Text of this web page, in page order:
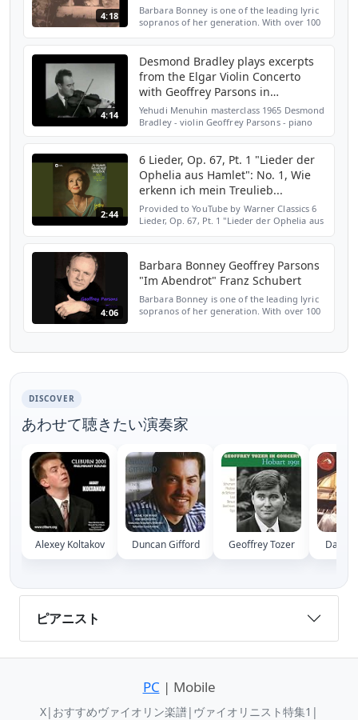
4:18
Barbara Bonney is one of the leading lyric
sopranos of her generation. With over 100
singers to come....
4:14
Desmond Bradley plays excerpts
from the Elgar Violin Concerto
with Geoffrey Parsons in
accompaniment
Yehudi Menuhin masterclass 1965 Desmond
Bradley - violin Geoffrey Parsons - piano
2:44
6 Lieder, Op. 67, Pt. 1 "Lieder der
Ophelia aus Hamlet": No. 1, Wie
erkenn ich mein Treulieb...
Provided to YouTube by Warner Classics 6
Lieder, Op. 67, Pt. 1 "Lieder der Ophelia aus
4:06
Barbara Bonney Geoffrey Parsons
"Im Abendrot" Franz Schubert
Barbara Bonney is one of the leading lyric
sopranos of her generation. With over 100
DISCOVER
あわせて聴きたい演奏家
Alexey Koltakov Duncan Gifford Geoffrey Tozer David
ピアニスト
PC | Mobile
X| おすすめヴァイオリン楽譜| ヴァイオリニスト特集1 |